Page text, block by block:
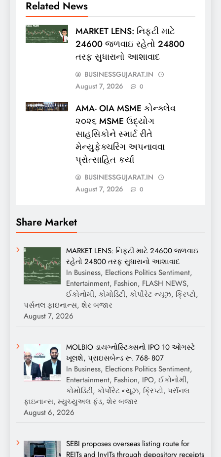
Related News
MARKET LENS: નિફ્ટી માટે
24600 જળવાઇ રહેતો 24800
તરફ સુધારાનો આશાવાદ
BUSINESSGUJARAT.IN
August 7, 2026
0
AMA- OIA MSME કોન્ક્લેવ
૨૦૨૬ MSME ઉદ્યોગ
સાહસિકોને સ્માર્ટ રીતે
મેન્યુફેક્ચરિંગ અપનાવવા
પ્રોત્સાહિત કર્યા
BUSINESSGUJARAT.IN
August 7, 2026
0
Share Market
MARKET LENS: નિફ્ટી માટે 24600 જળવાઇ
રહેતો 24800 તરફ સુધારાનો આશાવાદ
In Business, Elections Politics Sentiment,
Entertainment, Fashion, FLASH NEWS,
ઈકોનોમી, કોમોડિટી, કોર્પોરેટ ન્યૂઝ, ક્રિપ્ટો,
પર્સનલ ફાઇનાન્સ, શેર બજાર
August 7, 2026
MOLBIO ડાયગ્નોસ્ટિક્સનો IPO 10 ઓગસ્ટે
ખૂલશે, પ્રાઇસબેન્ડ રૂ. 768- 807
In Business, Elections Politics Sentiment,
Entertainment, Fashion, IPO, ઈકોનોમી,
કોમોડિટી, કોર્પોરેટ ન્યૂઝ, ક્રિપ્ટો, પર્સનલ
ફાઇનાન્સ, મ્યુચ્યુઅલ ફંડ, શેર બજાર
August 6, 2026
SEBI proposes overseas listing route for
REITs and InvITs through depository receipts